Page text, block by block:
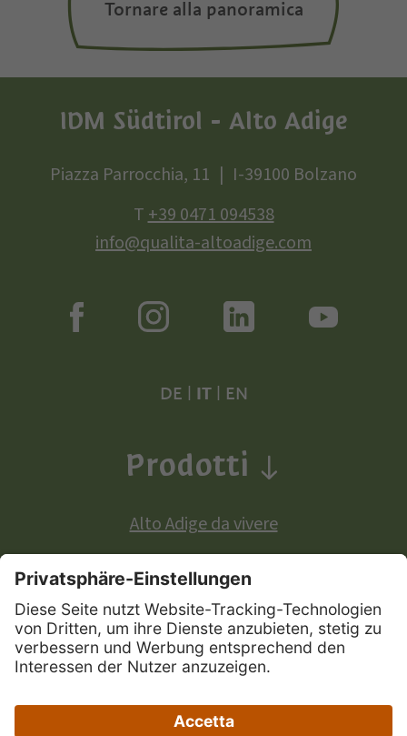
Tornare alla panoramica
IDM Südtirol - Alto Adige
Piazza Parrocchia, 11
I-39100 Bolzano
T+39 0471 094538
info@qualita-altoadige.com
DE IT| EN
Prodotti
Alto Adige da vivere
Prodotti a denominazione di origine europea: